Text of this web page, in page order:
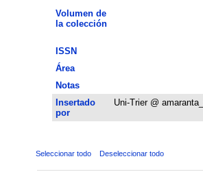
Volumen de
la colección
ISSN
Área
Notas
Insertado
por
Uni-Trier @
Seleccionar todo Deseleccionar todo